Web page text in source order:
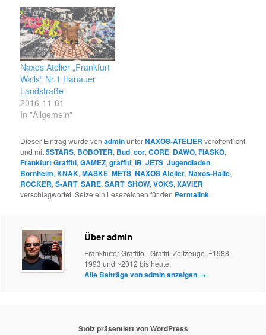
Naxos Atelier „Frankfurt
Walls“ Nr.1 Hanauer
Landstraße
2016-11-01
In "Allgemein"
Dieser Eintrag wurde vonadminunterNAXOS-ATELIER veröffentlicht
und mit5STARS, BOBOTER, Bud,cor,CORE, DAWO,FIASKO,
Frankfurt Graffiti,GAMEZ,graffiti,IR,JETS,Jugendladen
Bornheim,KNAK,MASKE,METS,NAXOS Atelier,Naxos-Halle,
ROCKER,S-ART,SARE,SART,SHOW,VOKS,XAVIER
verschlagwortet. Setze ein Lesezeichen für den Permalink.
Über admin
Frankfurter Graffito - Graffiti Zeitzeuge. ~1988-
1993 und ~2012 bis heute.
Alle Beiträge von admin anzeigen →
Stolz präsentiert von WordPress